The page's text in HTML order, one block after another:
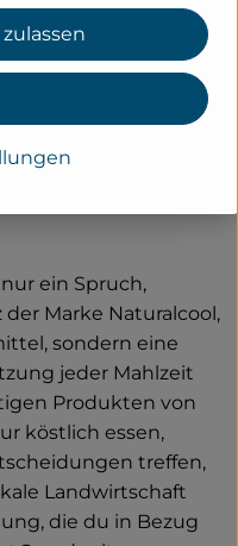
BCDE
nur ein Spruch,
Marke Naturalcool,
sondern eine
jeder Mahlzeit
Produkten von
köstlich essen,
treffen,
Landwirtschaft
die du in Bezug